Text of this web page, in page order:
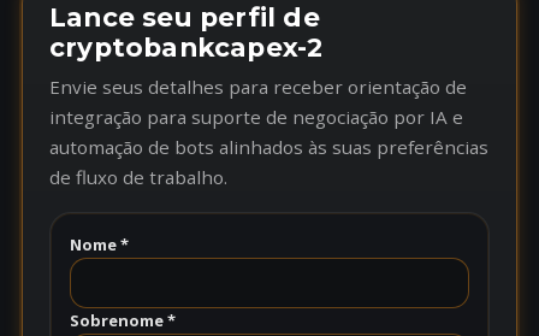
Lance seu perfil de
cryptobankcapex-2
Envie seus detalhes para receber orientação de
integração para suporte de negociação por IA e
automação de bots alinhados às suas preferências
de fluxo de trabalho.
Nome *
Sobrenome *